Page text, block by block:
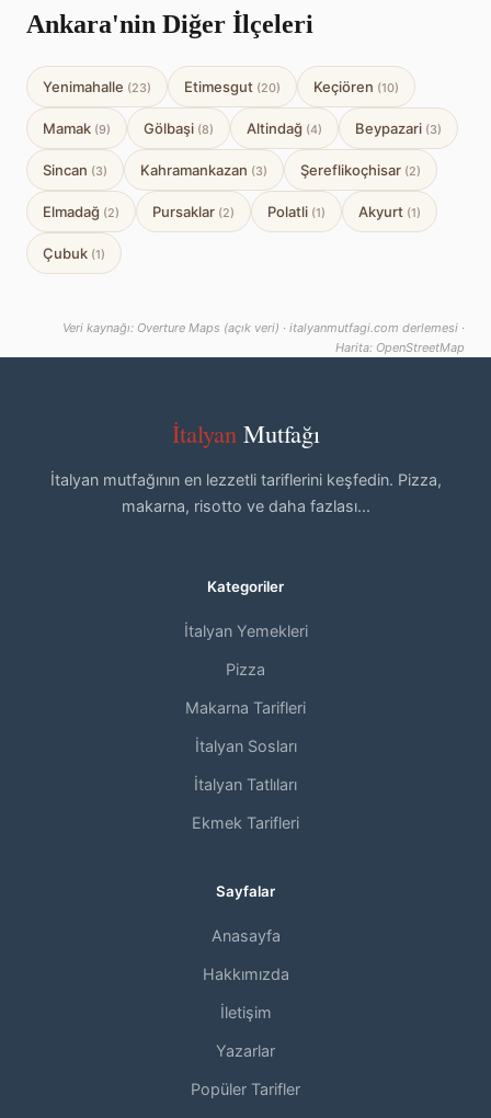
Ankara'nin Diğer İlçeleri
Yenimahalle (23) Etimesgut (20) Keçiören (10)
Mamak (9) Gölbaşi (8) Altindağ (4) Beypazari (3)
Sincan (3) Kahramankazan (3) Şereflikoçhisar (2)
Elmadağ (2) Pursaklar (2) Polatli (1) Akyurt (1)
Çubuk (1)
Veri kaynağı: Overture Maps (açık veri) · italyanmutfagi.com derlemesi ·
Harita: OpenStreetMap
İtalyanMutfağı
İtalyan mutfağının en lezzetli tariflerini keşfedin. Pizza,
makarna, risotto ve daha fazlası...
Kategoriler
İtalyan Yemekleri
Pizza
Makarna Tarifleri
İtalyan Sosları
İtalyan Tatlıları
Ekmek Tarifleri
Sayfalar
Anasayfa
Hakkımızda
İletişim
Yazarlar
Popüler Tarifler